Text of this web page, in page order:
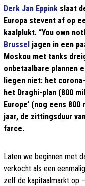
Derk Jan Eppink slaat
Europa stevent af op
kaalplukt. “You own
Brussel jagen in een
Moskou met tanks
onbetaalbare plannen
liegen niet: het
het Draghi-plan (800
Europe’ (nog eens 800
jaar, de zittingsduur
farce.
Laten we beginnen met
verkocht als een
zelf de kapitaalmarkt op